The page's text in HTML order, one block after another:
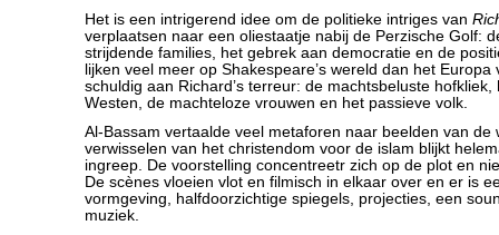
Het is een intrigerend idee om de politieke intriges van
verplaatsen naar een oliestaatje nabij de Perzische Golf:
strijdende families, het gebrek aan democratie en de
lijken veel meer op Shakespeare’s wereld dan het
schuldig aan Richard’s terreur: de machtsbeluste hofkliek,
Westen, de machteloze vrouwen en het passieve volk.
Al-Bassam vertaalde veel metaforen naar beelden van de
verwisselen van het christendom voor de islam blijkt
ingreep. De voorstelling concentreetr zich op de plot en
De scènes vloeien vlot en filmisch in elkaar over en er is
vormgeving, halfdoorzichtige spiegels, projecties, een
muziek.